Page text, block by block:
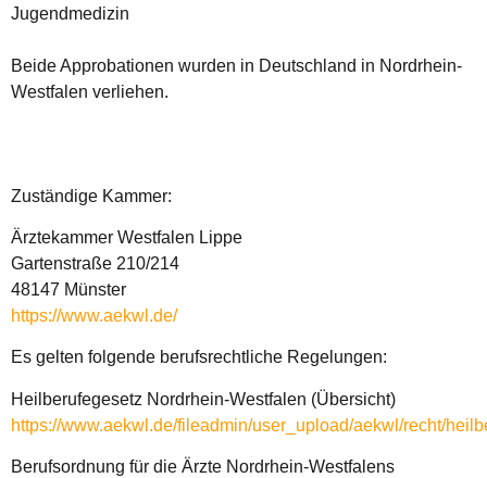
Jugendmedizin
Beide Approbationen wurden in Deutschland in Nordrhein-
Westfalen verliehen.
Zuständige Kammer:
Ärztekammer Westfalen Lippe
Gartenstraße 210/214
48147 Münster
https://www.aekwl.de/
Es gelten folgende berufsrechtliche Regelungen:
Heilberufegesetz Nordrhein-Westfalen (Übersicht)
https://www.aekwl.de/fileadmin/user_upload/aekwl/recht/
Berufsordnung für die Ärzte Nordrhein-Westfalens